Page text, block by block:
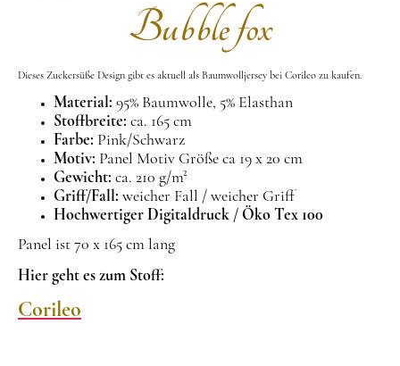
Bubble fox
Dieses Zuckersüße Design gibt es aktuell als Baumwolljersey bei Corileo zu kaufen.
Material: 95% Baumwolle, 5% Elasthan
Stoffbreite: ca. 165 cm
Farbe: Pink/Schwarz
Motiv: Panel Motiv Größe ca 19 x 20 cm
Gewicht: ca. 210 g/m²
Griff/Fall: weicher Fall / weicher Griff
Hochwertiger Digitaldruck / Öko Tex 100
Panel ist 70 x 165 cm lang
Hier geht es zum Stoff:
Corileo